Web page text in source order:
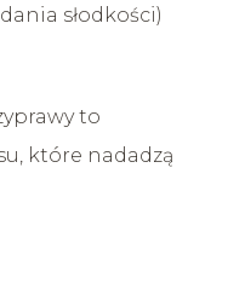
słodkości)
to
które nadadzą